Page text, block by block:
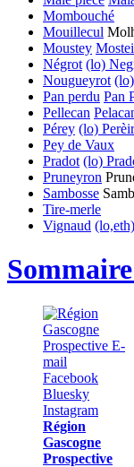
Mombouché
Mouillecul
Moustey
Négrot (lo)
Nougueyrot
Pan perdu Pan
Pellecan
Pérey (lo) Perèir
Pey de Vaux
Pradot (lo)
Pruneyron
Sambosse
Tire-merle
Vignaud
Région
Gascogne
Prospective